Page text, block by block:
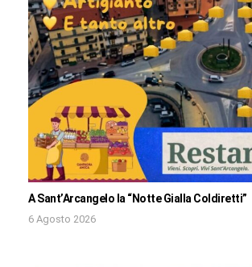
A Sant’Arcangelo la “Notte Gialla Coldiretti”
6 Agosto 2026